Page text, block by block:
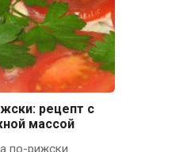
рецепт с
массой
по-рижски